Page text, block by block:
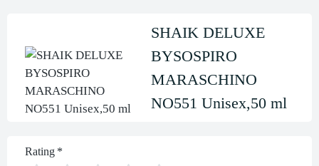
SHAIK DELUXE
BYSOSPIRO
MARASCHINO
NO551 Unisex,50 ml
Rating *